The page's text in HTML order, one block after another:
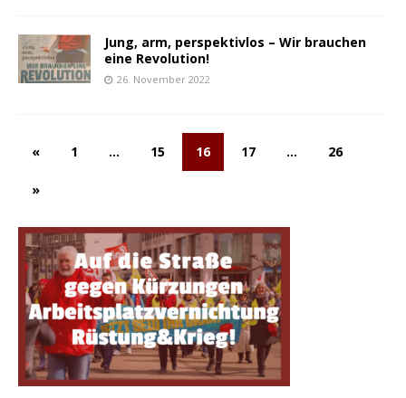
Jung, arm, perspektivlos – Wir brauchen
eine Revolution!
26. November 2022
« 1 … 15 16 17 … 26
»